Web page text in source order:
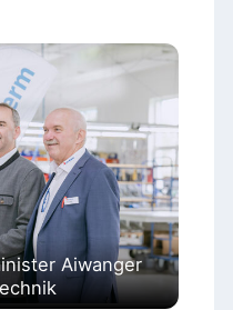
Aiwanger